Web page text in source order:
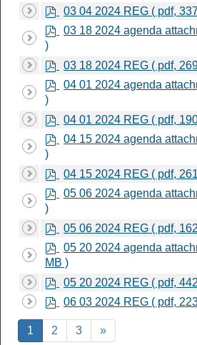
p
d
f
03 04 2024 REG ( pdf,
p03 18 2024 agenda
)
p
d
f
03 18 2024 REG ( pdf,
p04 01 2024 agenda
)
p
d
f
04 01 2024 REG ( pdf,
p04 15 2024 agenda
)
p
d
f
04 15 2024 REG ( pdf,
p05 06 2024 agenda
)
p
d
f
05 06 2024 REG ( pdf,
p
d
05 20 2024 agenda
MB )
p
d
f
05 20 2024 REG ( pdf,
p06 03 2024 REG ( pdf,
1 2 3 »